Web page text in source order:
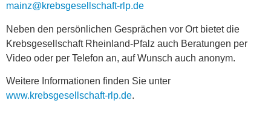
mainz@krebsgesellschaft-rlp.de
Neben den persönlichen Gesprächen vor Ort bietet die
Krebsgesellschaft Rheinland-Pfalz auch Beratungen per
Video oder per Telefon an, auf Wunsch auch anonym.
Weitere Informationen finden Sie unter
www.krebsgesellschaft-rlp.de.